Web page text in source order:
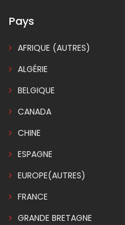
Pays
AFRIQUE (AUTRES)
ALGÉRIE
BELGIQUE
CANADA
CHINE
ESPAGNE
EUROPE(AUTRES)
FRANCE
GRANDE BRETAGNE